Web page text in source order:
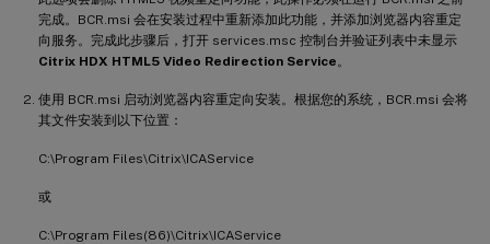
完成。BCR.msi 会在安装过程中重新添加此功能，并添加浏览器内容重定
向服务。完成此步骤后，打开 services.msc 控制台并验证列表中未显示
Citrix HDX HTML5 Video Redirection Service 。
使用 BCR.msi 启动浏览器内容重定向安装。根据您的系统，BCR.msi 会将
其文件安装到以下位置：
C:\Program Files\Citrix\ICAService
或
C:\Program Files(86)\Citrix\ICAService